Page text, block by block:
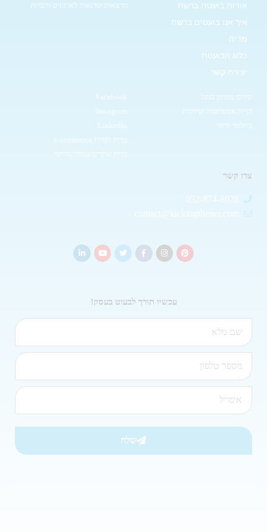
אודות בועטת ברשת
איך אנו בועטים ברשת
מדיה
בלוג הבועטת
יצירת קשר
הרצאות וסדנאות לארגונים וחברות
קידום ממומן בגוגל
בניית אסטרטגיה שיווקית
ניוזלטר ודיוור
Facebook
Instagram
Linkedin
בניית חנויות e-commerce
בניית אתרים/עמודי נחיתה
צרו קשר
052-874-8028
contact@kickingthenet.com
עכשיו תורך לבעוט בעסק!
שלח